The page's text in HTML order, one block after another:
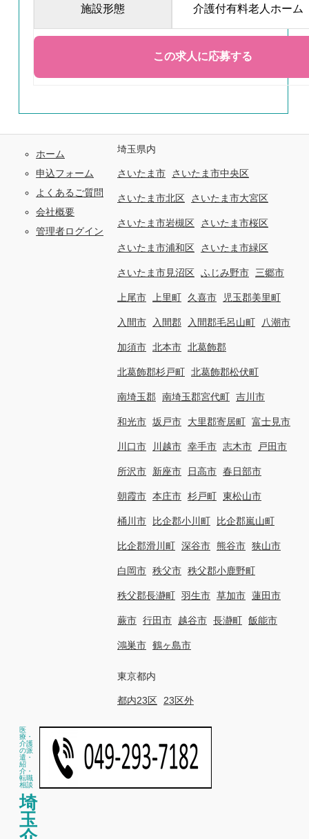
施設形態 介護付有料老人ホーム
ホーム
申込フォーム
よくあるご質問
会社概要
管理者ログイン
埼玉県内
さいたま市 さいたま市中央区
さいたま市北区 さいたま市大宮区
さいたま市岩槻区 さいたま市桜区
さいたま市浦和区 さいたま市緑区
さいたま市見沼区 ふじみ野市 三郷市
上尾市 上里町 久喜市 児玉郡美里町
入間市 入間郡 入間郡毛呂山町 八潮市
加須市 北本市 北葛飾郡
北葛飾郡杉戸町 北葛飾郡松伏町
南埼玉郡 南埼玉郡宮代町 吉川市
和光市 坂戸市 大里郡寄居町 富士見市
川口市 川越市 幸手市 志木市 戸田市
所沢市 新座市 日高市 春日部市
朝霞市 本庄市 杉戸町 東松山市
桶川市 比企郡小川町 比企郡嵐山町
比企郡滑川町 深谷市 熊谷市 狭山市
白岡市 秩父市 秩父郡小鹿野町
秩父郡長瀞町 羽生市 草加市 蓮田市
蕨市 行田市 越谷市 長瀞町 飯能市
鴻巣市 鶴ヶ島市
東京都内
都内23区 23区外
医
療・
介護
の派
遣・
紹
介・
転職
相談
埼
玉